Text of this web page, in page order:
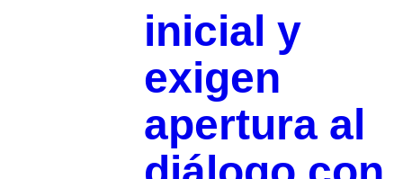
inicial y
exigen
apertura al